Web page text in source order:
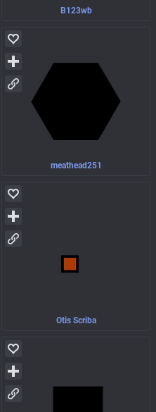
B123wb
meathead251
Otis Scriba